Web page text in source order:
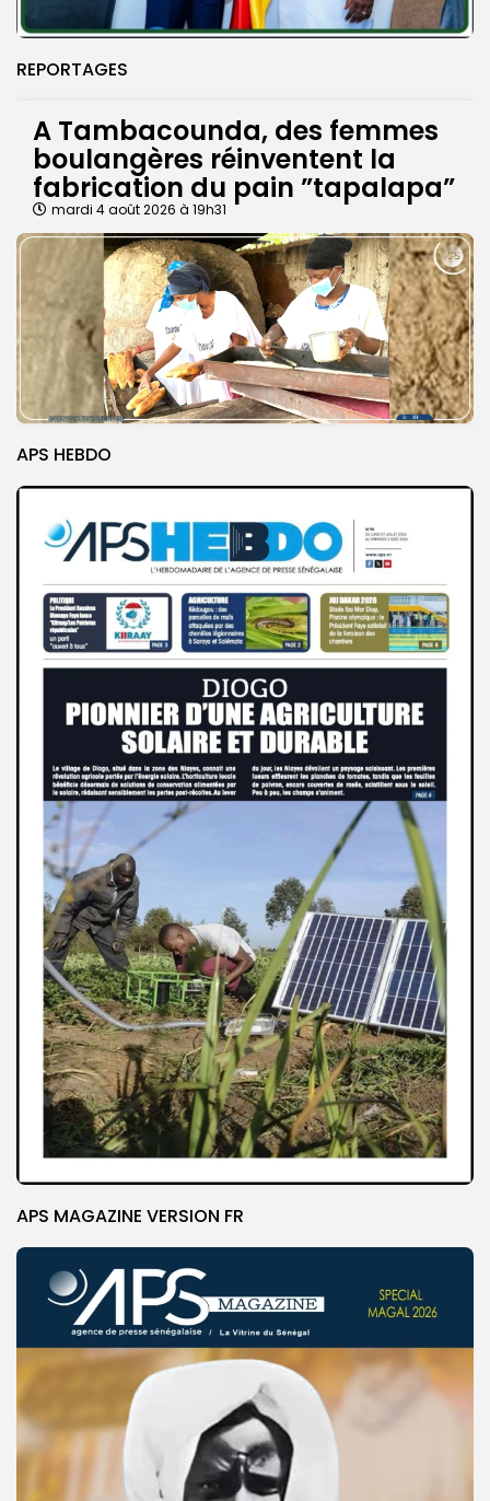
REPORTAGES
A Tambacounda, des femmes
boulangères réinventent la
fabrication du pain ”tapalapa”
mardi 4 août 2026 à 19h31
APS HEBDO
APS MAGAZINE VERSION FR